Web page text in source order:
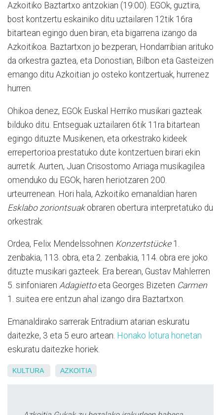
Azkoitiko Baztartxo antzokian (19:00). EGOk, guztira,
bost kontzertu eskainiko ditu uztailaren 12tik 16ra
bitartean egingo duen biran, eta bigarrena izango da
Azkoitikoa. Baztartxon jo bezperan, Hondarribian arituko
da orkestra gaztea, eta Donostian, Bilbon eta Gasteizen
emango ditu Azkoitian jo osteko kontzertuak, hurrenez
hurren.
Ohikoa denez, EGOk Euskal Herriko musikari gazteak
bilduko ditu. Entseguak uztailaren 6tik 11ra bitartean
egingo dituzte Musikenen, eta orkestrako kideek
errepertorioa prestatuko dute kontzertuen birari ekin
aurretik. Aurten, Juan Crisostomo Arriaga musikagilea
omenduko du EGOk, haren heriotzaren 200.
urteurrenean. Hori hala, Azkoitiko emanaldian haren
Esklabo zoriontsuakobraren obertura interpretatuko du
orkestrak.
Ordea, Felix Mendelssohnen Konzertstücke1.
zenbakia, 113. obra, eta 2. zenbakia, 114. obra ere joko
dituzte musikari gazteek. Era berean, Gustav Mahlerren
5. sinfoniaren Adagietto eta Georges Bizeten Carmen
1. suitea ere entzun ahal izango dira Baztartxon.
Emanaldirako sarrerak Entradium atarian eskuratu
daitezke, 3 eta 5 euro artean. Honako lotura honetan
eskuratu daitezke horiek.
KULTURA AZKOITIA